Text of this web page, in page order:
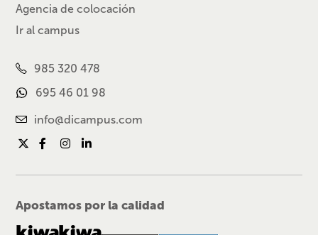
Agencia de colocación
Ir al campus
985 320 478
695 46 01 98
info@dicampus.com
Apostamos por la calidad